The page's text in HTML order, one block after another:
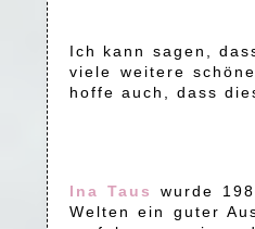
Ich kann sagen,
viele weitere
hoffe auch, dass
Ina Taus
wurde
Welten ein guter